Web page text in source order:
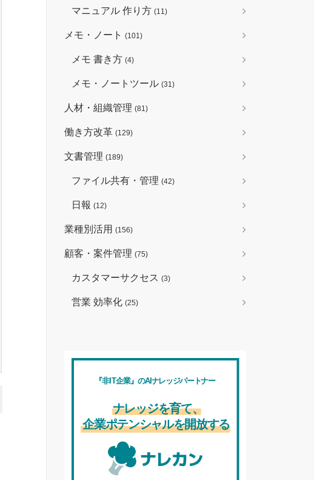
マニュアル 作り方 (11)
メモ・ノート (101)
メモ 書き方 (4)
メモ・ノートツール (31)
人材・組織管理 (81)
働き方改革 (129)
文書管理 (189)
ファイル共有・管理 (42)
日報 (12)
業種別活用 (156)
顧客・案件管理 (75)
カスタマーサクセス (3)
営業 効率化 (25)